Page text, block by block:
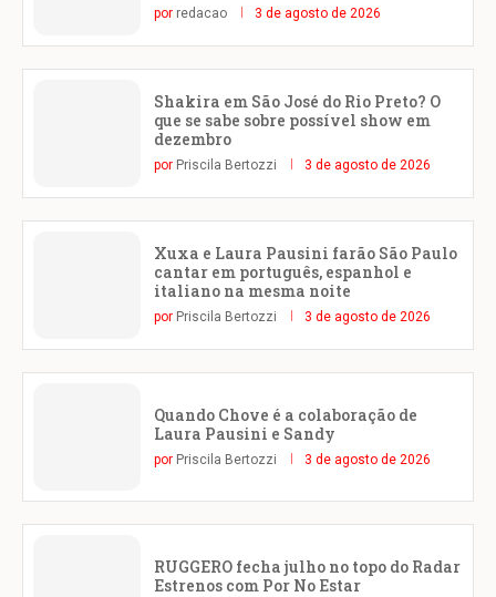
por redacao 3 de agosto de 2026
Shakira em São José do Rio Preto? O
que se sabe sobre possível show em
dezembro
por Priscila Bertozzi 3 de agosto de 2026
Xuxa e Laura Pausini farão São Paulo
cantar em português, espanhol e
italiano na mesma noite
por Priscila Bertozzi 3 de agosto de 2026
Quando Chove é a colaboração de
Laura Pausini e Sandy
por Priscila Bertozzi 3 de agosto de 2026
RUGGERO fecha julho no topo do Radar
Estrenos com Por No Estar